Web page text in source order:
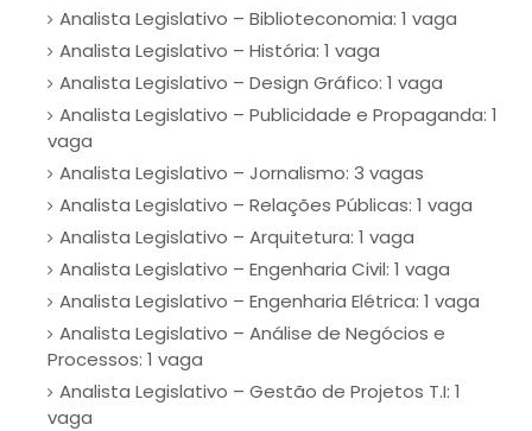
Analista Legislativo – Biblioteconomia: 1 vaga
Analista Legislativo – História: 1 vaga
Analista Legislativo – Design Gráfico: 1 vaga
Analista Legislativo – Publicidade e Propaganda: 1
vaga
Analista Legislativo – Jornalismo: 3 vagas
Analista Legislativo – Relações Públicas: 1 vaga
Analista Legislativo – Arquitetura: 1 vaga
Analista Legislativo – Engenharia Civil: 1 vaga
Analista Legislativo – Engenharia Elétrica: 1 vaga
Analista Legislativo – Análise de Negócios e
Processos: 1 vaga
Analista Legislativo – Gestão de Projetos T.I: 1
vaga